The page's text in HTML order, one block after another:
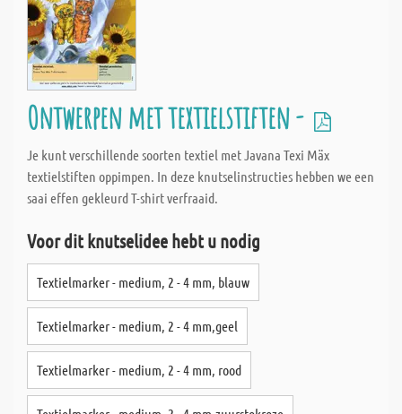
Ontwerpen met textielstiften -
Je kunt verschillende soorten textiel met Javana Texi Mäx
textielstiften oppimpen. In deze knutselinstructies hebben we een
saai effen gekleurd T-shirt verfraaid.
Voor dit knutselidee hebt u nodig
Textielmarker - medium, 2 - 4 mm, blauw
Textielmarker - medium, 2 - 4 mm,geel
Textielmarker - medium, 2 - 4 mm, rood